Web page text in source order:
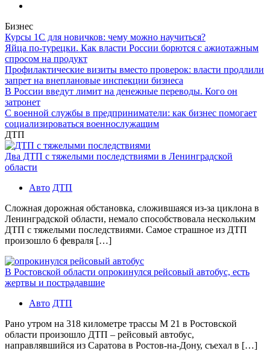
Бизнес
Курсы 1С для новичков: чему можно научиться?
Яйца по-турецки. Как власти России борются с ажиотажным
спросом на продукт
Профилактические визиты вместо проверок: власти продлили
запрет на внеплановые инспекции бизнеса
В России введут лимит на денежные переводы. Кого он
затронет
С военной службы в предприниматели: как бизнес помогает
социализироваться военнослужащим
ДТП
Два ДТП с тяжелыми последствиями в Ленинградской
области
Авто ДТП
Сложная дорожная обстановка, сложившаяся из-за циклона в
Ленинградской области, немало способствовала нескольким
ДТП с тяжелыми последствиями. Самое страшное из ДТП
произошло 6 февраля […]
В Ростовской области опрокинулся рейсовый автобус, есть
жертвы и пострадавшие
Авто ДТП
Рано утром на 318 километре трассы М 21 в Ростовской
области произошло ДТП – рейсовый автобус,
направлявшийся из Саратова в Ростов-на-Дону, съехал в […]